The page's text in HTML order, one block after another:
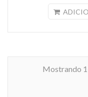
Mostrando